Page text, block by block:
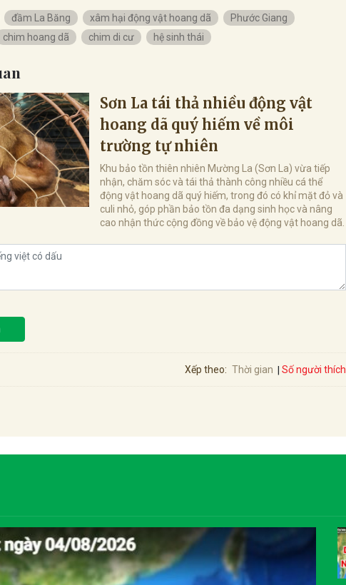
đầm La Băng xâm hại động vật hoang dã
Phước Giang
chim hoang dã chim di cư hệ sinh thái
Sơn La tái thả nhiều động vật
hoang dã quý hiếm về môi
trường tự nhiên
Khu bảo tồn thiên nhiên Mường La (Sơn La) vừa tiếp
nhận, chăm sóc và tái thả thành công nhiều cá thể
động vật hoang dã quý hiếm, trong đó có khỉ mặt đỏ và
culi nhỏ, góp phần bảo tồn đa dạng sinh học và nâng
cao nhận thức cộng đồng về bảo vệ động vật hoang dã.
Xếp theo: Thời gian Số người thích